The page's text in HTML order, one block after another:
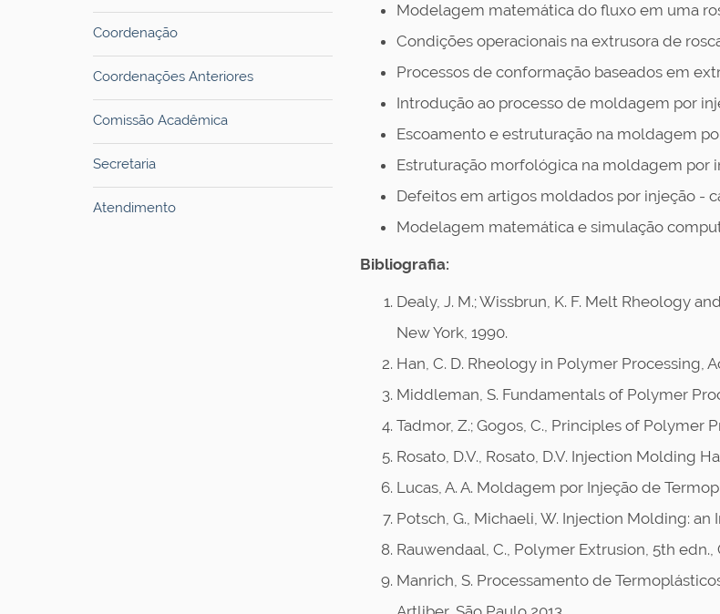
Coordenação
Coordenações Anteriores
Comissão Acadêmica
Secretaria
Atendimento
Modelagem matemática do fluxo em uma
Condições operacionais na extrusora de
Processos de conformação baseados em
Introdução ao processo de moldagem por
Escoamento e estruturação na moldagem
Estruturação morfológica na moldagem por
Defeitos em artigos moldados por injeção -
Modelagem matemática e simulação
Bibliografia:
Dealy, J. M.; Wissbrun, K. F. Melt Rheology
New York, 1990.
Han, C. D. Rheology in Polymer Processing,
Middleman, S. Fundamentals of Polymer
Tadmor, Z.; Gogos, C., Principles of Polymer
Rosato, D.V., Rosato, D.V. Injection Molding
Lucas, A. A. Moldagem por Injeção de
Potsch, G., Michaeli, W. Injection Molding:
Rauwendaal, C., Polymer Extrusion, 5th edn.,
Manrich, S. Processamento de